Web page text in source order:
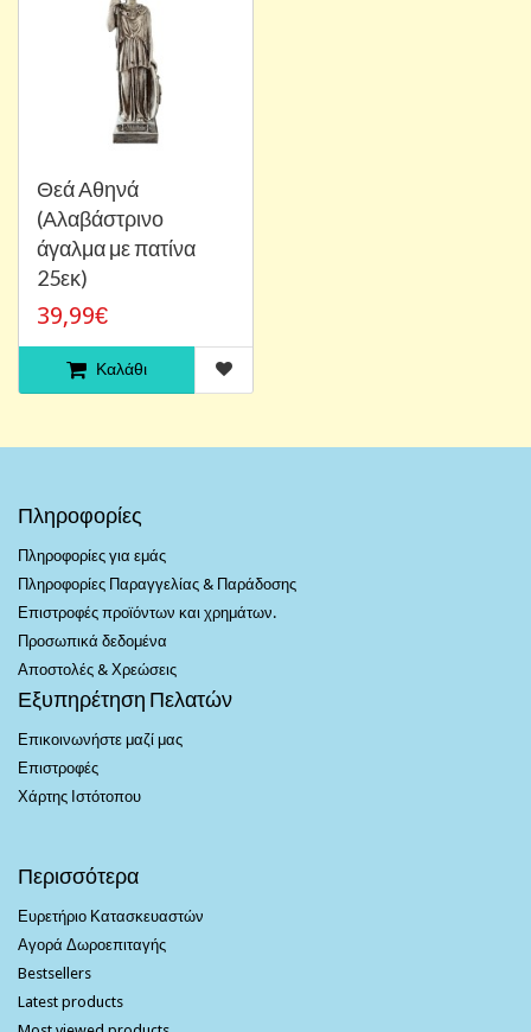
Θεά Αθηνά
(Αλαβάστρινο
άγαλμα με πατίνα
25εκ)
39,99€
Καλάθι
Πληροφορίες
Πληροφορίες για εμάς
Πληροφορίες Παραγγελίας & Παράδοσης
Επιστροφές προϊόντων και χρημάτων.
Προσωπικά δεδομένα
Αποστολές & Χρεώσεις
Εξυπηρέτηση Πελατών
Επικοινωνήστε μαζί μας
Επιστροφές
Χάρτης Ιστότοπου
Περισσότερα
Ευρετήριο Κατασκευαστών
Αγορά Δωροεπιταγής
Bestsellers
Latest products